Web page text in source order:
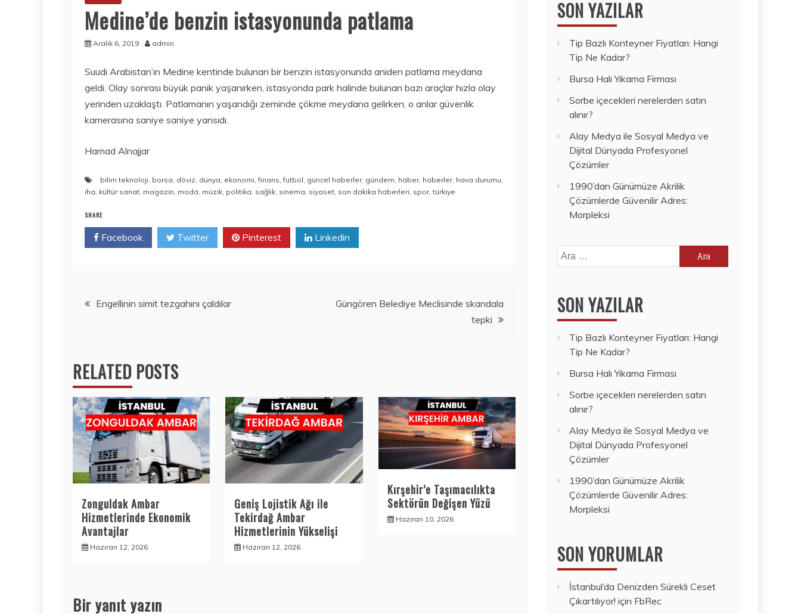
Medine’de benzin istasyonunda patlama
Aralık 6, 2019 admin
Suudi Arabistan’ın Medine kentinde bulunan bir benzin istasyonunda aniden patlama meydana
geldi. Olay sonrası büyük panik yaşanırken, istasyonda park halinde bulunan bazı araçlar hızla olay
yerinden uzaklaştı. Patlamanın yaşandığı zeminde çökme meydana gelirken, o anlar güvenlik
kamerasına saniye saniye yansıdı.
Hamad Alnajjar
bilim teknoloji, borsa, döviz, dünya, ekonomi,finans,futbol, güncel haberler, gündem, haber, haberler, hava durumu,
iha, kültür sanat, magazin, moda, müzik, politika, sağlık, sinema, siyaset, son dakika haberleri, spor,türkiye
SHARE
Facebook Twitter Pinterest Linkedin
YazıEngellinin simit tezgahını çaldılar
Güngören Belediye Meclisinde skandala
tepki
RELATED POSTS
Zonguldak Ambar
Hizmetlerinde Ekonomik
Avantajlar
Haziran 12, 2026
Geniş Lojistik Ağı ile
Tekirdağ Ambar
Hizmetlerinin Yükselişi
Haziran 12, 2026
Kırşehir’e Taşımacılıkta
Sektörün Değişen Yüzü
Haziran 10, 2026
Bir yanıt yazın
SON YAZILAR
Tip Bazlı Konteyner Fiyatları: Hangi
Tip Ne Kadar?
Bursa Halı Yıkama Firması
Sorbe içecekleri nerelerden satın
alınır?
Alay Medya ile Sosyal Medya ve
Dijital Dünyada Profesyonel
Çözümler
1990’dan Günümüze Akrilik
Çözümlerde Güvenilir Adres:
Morpleksi
Arama:
SON YAZILAR
Tip Bazlı Konteyner Fiyatları: Hangi
Tip Ne Kadar?
Bursa Halı Yıkama Firması
Sorbe içecekleri nerelerden satın
alınır?
Alay Medya ile Sosyal Medya ve
Dijital Dünyada Profesyonel
Çözümler
1990’dan Günümüze Akrilik
Çözümlerde Güvenilir Adres:
Morpleksi
SON YORUMLAR
İstanbul’da Denizden Sürekli Ceset
Çıkartılıyor! için FbRec